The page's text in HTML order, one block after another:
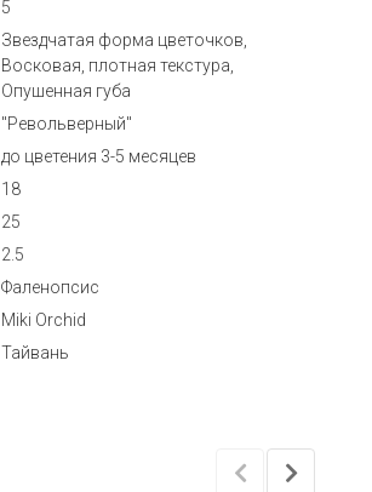
5
Звездчатая форма цветочков,
Восковая, плотная текстура,
Опушенная губа
"Револьверный"
до цветения 3-5 месяцев
18
25
2.5
Фаленопсис
Miki Orchid
Тайвань